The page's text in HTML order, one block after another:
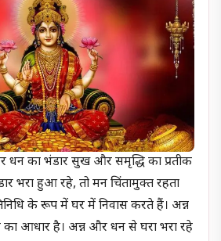
धन का भंडार सुख और समृद्धि का प्रतीक
भरा हुआ रहे, तो मन चिंतामुक्त रहता
के रूप में घर में निवास करते हैं। अन्न
का आधार है। अन्न और धन से घरा भरा रहे